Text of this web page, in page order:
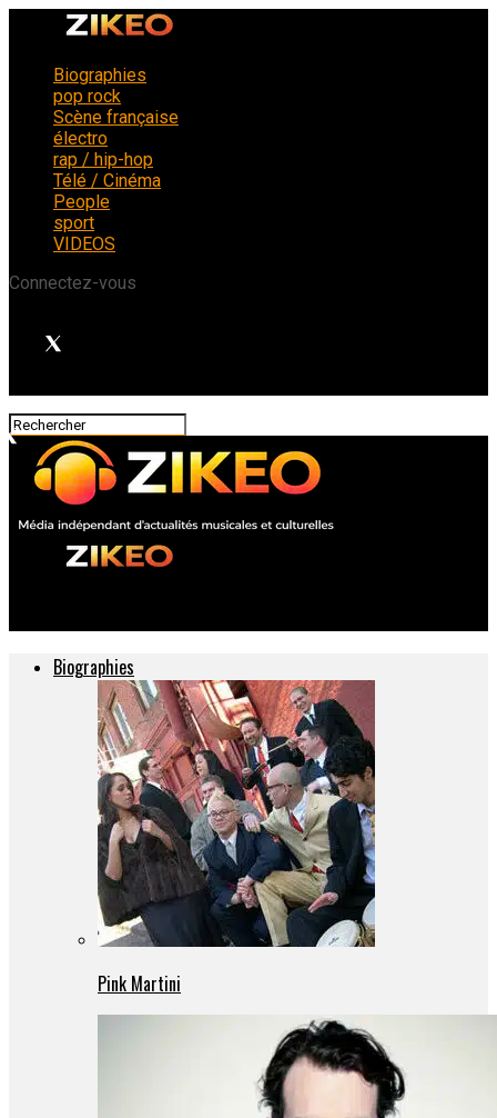
Biographies
pop rock
Scène française
électro
rap / hip-hop
Télé / Cinéma
People
sport
VIDEOS
Connectez-vous
Biographies
Pink Martini